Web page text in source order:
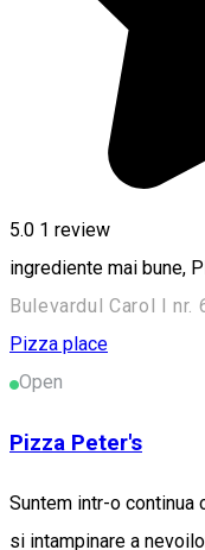
5.0 1 review
ingrediente mai bune,
Bulevardul Carol I nr.
Pizza place
Open
Pizza Peter's
Suntem intr-o continua
si intampinare a